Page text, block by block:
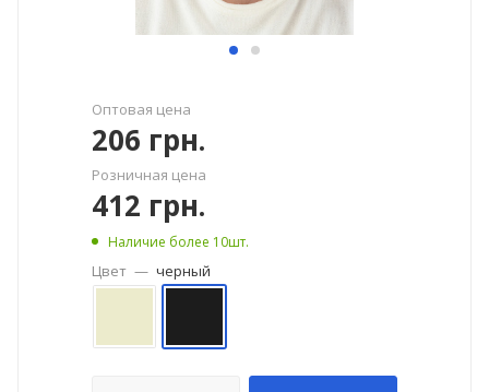
Оптовая цена
206 грн.
Розничная цена
412 грн.
Наличие более 10шт.
Цвет — черный